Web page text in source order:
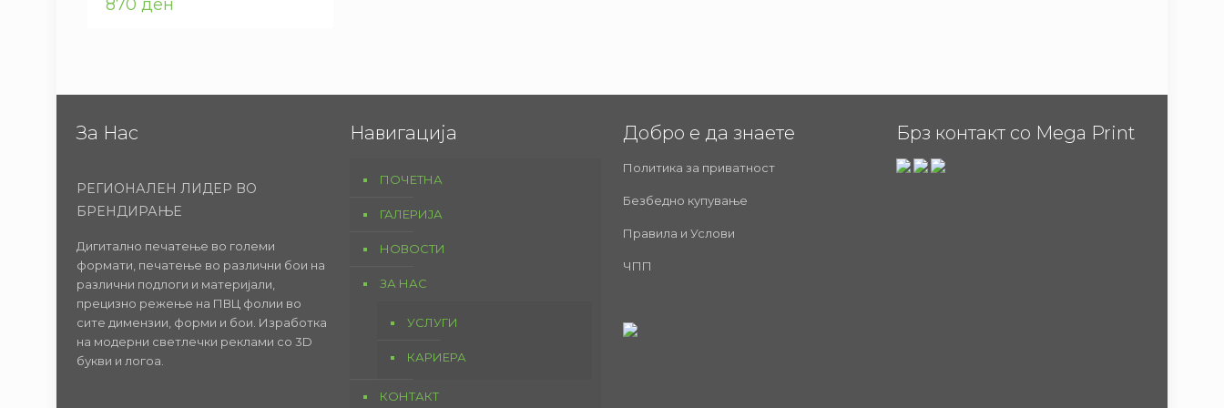
870 ден
За Нас
РЕГИОНАЛЕН ЛИДЕР ВО
БРЕНДИРАЊЕ
Дигитално печатење во големи
формати, печатење во различни бои на
различни подлоги и материјали,
прецизно режење на ПВЦ фолии во
сите димензии, форми и бои. Изработка
на модерни светлечки реклами со 3D
букви и логоа.
Навигација
ПОЧЕТНА
ГАЛЕРИЈА
НОВОСТИ
ЗА НАС
УСЛУГИ
КАРИЕРА
КОНТАКТ
Добро е да знаете
Политика за приватност
Безбедно купување
Правила и Услови
ЧПП
Брз контакт со Mega Print